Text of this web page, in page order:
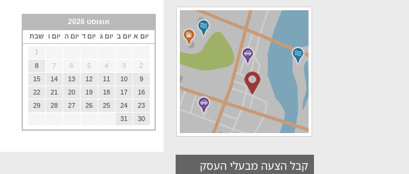
קבל הצעה מבעלי העסק
אוגוסט 2026
יום א יום ב יום ג יום ד יום ה יום ו שבת
1
2
3
4
5
6
7
8
9
10
11
12
13
14
15
16
17
18
19
20
21
22
23
24
25
26
27
28
29
30
31